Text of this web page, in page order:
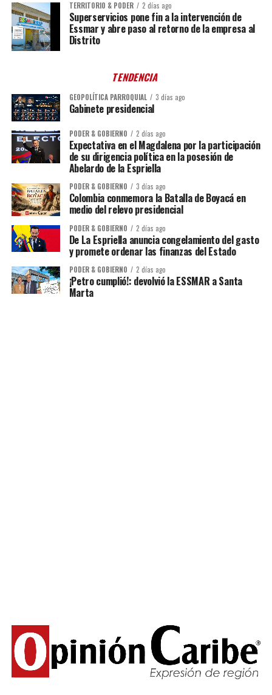
TERRITORIO & PODER 2 días ago
Superservicios pone fin a la intervención de
Essmar y abre paso al retorno de la empresa al
Distrito
TENDENCIA
GEOPOLÍTICA PARROQUIAL 3 días ago
Gabinete presidencial
PODER & GOBIERNO 2 días ago
Expectativa en el Magdalena por la participación
de su dirigencia política en la posesión de
Abelardo de la Espriella
PODER & GOBIERNO 3 días ago
Colombia conmemora la Batalla de Boyacá en
medio del relevo presidencial
PODER & GOBIERNO 2 días ago
De La Espriella anuncia congelamiento del gasto
y promete ordenar las finanzas del Estado
PODER & GOBIERNO 2 días ago
¡Petro cumplió!: devolvió la ESSMAR a Santa
Marta